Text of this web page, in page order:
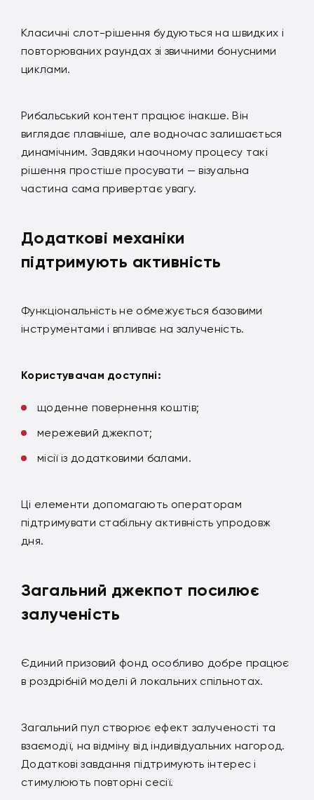
Класичні слот-рішення будуються на швидких і
повторюваних раундах зі звичними бонусними
циклами.
Рибальський контент працює інакше. Він
виглядає плавніше, але водночас залишається
динамічним. Завдяки наочному процесу такі
рішення простіше просувати — візуальна
частина сама привертає увагу.
Додаткові механіки
підтримують активність
Функціональність не обмежується базовими
інструментами і впливає на залученість.
Користувачам доступні:
щоденне повернення коштів;
мережевий джекпот;
місії із додатковими балами.
Ці елементи допомагають операторам
підтримувати стабільну активність упродовж
дня.
Загальний джекпот посилює
залученість
Єдиний призовий фонд особливо добре працює
в роздрібній моделі й локальних спільнотах.
Загальний пул створює ефект залученості та
взаємодії, на відміну від індивідуальних нагород.
Додаткові завдання підтримують інтерес і
стимулюють повторні сесії.